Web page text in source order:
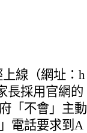
線（網址：h
長採用官網的
「不會」主動
電話要求到A